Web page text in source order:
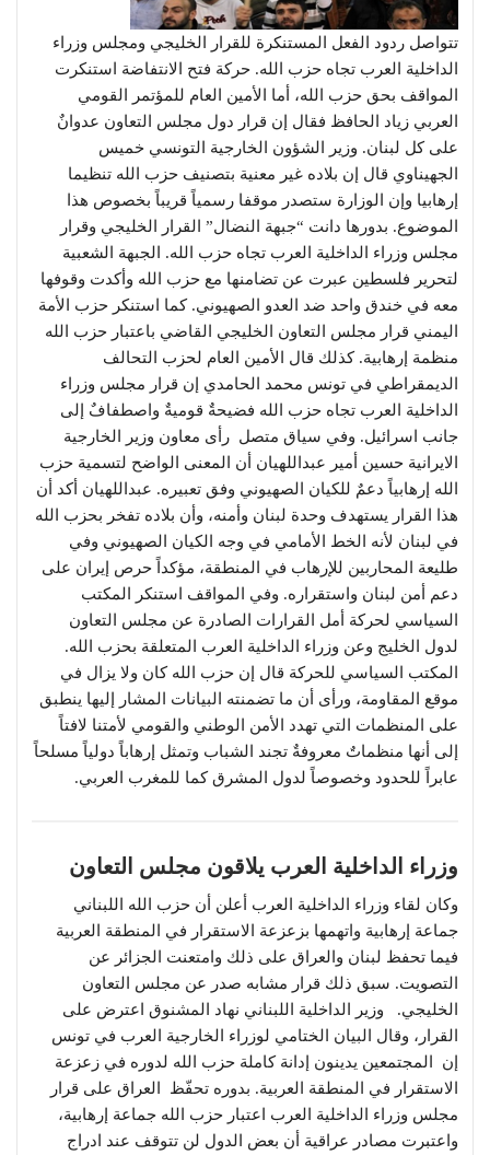
تتواصل ردود الفعل المستنكرة للقرار الخليجي ومجلس وزراء
الداخلية العرب تجاه حزب الله. حركة فتح الانتفاضة استنكرت
المواقف بحق حزب الله، أما الأمين العام للمؤتمر القومي
العربي زياد الحافظ فقال إن قرار دول مجلس التعاون عدوانٌ
على كل لبنان. وزير الشؤون الخارجية التونسي خميس
الجهيناوي قال إن بلاده غير معنية بتصنيف حزب الله تنظيما
إرهابيا وإن الوزارة ستصدر موقفا رسمياً قريباً بخصوص هذا
الموضوع. بدورها دانت “جبهة النضال” القرار الخليجي وقرار
مجلس وزراء الداخلية العرب تجاه حزب الله. الجبهة الشعبية
لتحرير فلسطين عبرت عن تضامنها مع حزب الله وأكدت وقوفها
معه في خندق واحد ضد العدو الصهيوني. كما استنكر حزب الأمة
اليمني قرار مجلس التعاون الخليجي القاضي باعتبار حزب الله
منظمة إرهابية. كذلك قال الأمين العام لحزب التحالف
الديمقراطي في تونس محمد الحامدي إن قرار مجلس وزراء
الداخلية العرب تجاه حزب الله فضيحةٌ قوميةٌ واصطفافٌ إلى
جانب اسرائيل. وفي سياق متصل رأى معاون وزير الخارجية
الايرانية حسين أمير عبداللهيان أن المعنى الواضح لتسمية حزب
الله إرهابياً دعمٌ للكيان الصهيوني وفق تعبيره. عبداللهيان أكد أن
هذا القرار يستهدف وحدة لبنان وأمنه، وأن بلاده تفخر بحزب الله
في لبنان لأنه الخط الأمامي في وجه الكيان الصهيوني وفي
طليعة المحاربين للإرهاب في المنطقة، مؤكداً حرص إيران على
دعم أمن لبنان واستقراره. وفي المواقف استنكر المكتب
السياسي لحركة أمل القرارات الصادرة عن مجلس التعاون
لدول الخليج وعن وزراء الداخلية العرب المتعلقة بحزب الله.
المكتب السياسي للحركة قال إن حزب الله كان ولا يزال في
موقع المقاومة، ورأى أن ما تضمنته البيانات المشار إليها ينطبق
على المنظمات التي تهدد الأمن الوطني والقومي لأمتنا لافتاً
إلى أنها منظماتٌ معروفةٌ تجند الشباب وتمثل إرهاباً دولياً مسلحاً
عابراً للحدود وخصوصاً لدول المشرق كما للمغرب العربي.
وزراء الداخلية العرب يلاقون مجلس التعاون
وكان لقاء وزراء الداخلية العرب أعلن أن حزب الله اللبناني
جماعة إرهابية واتهمها بزعزعة الاستقرار في المنطقة العربية
فيما تحفظ لبنان والعراق على ذلك وامتعنت الجزائر عن
التصويت. سبق ذلك قرار مشابه صدر عن مجلس التعاون
الخليجي. وزير الداخلية اللبناني نهاد المشنوق اعترض على
القرار، وقال البيان الختامي لوزراء الخارجية العرب في تونس
إن المجتمعين يدينون إدانة كاملة حزب الله لدوره في زعزعة
الاستقرار في المنطقة العربية. بدوره تحفّظ العراق على قرار
مجلس وزراء الداخلية العرب اعتبار حزب الله جماعة إرهابية،
واعتبرت مصادر عراقية أن بعض الدول لن تتوقف عند ادراج